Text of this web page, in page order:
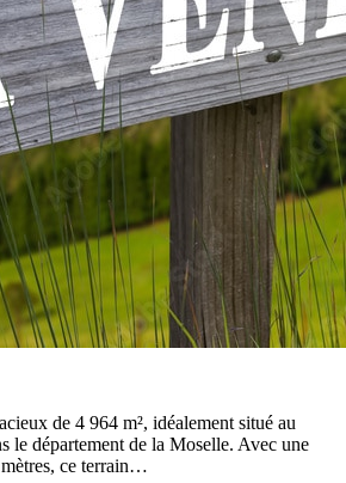
de 4 964 m², idéalement situé au
le département de la Moselle. Avec une
ce terrain…